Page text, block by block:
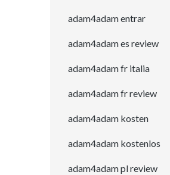
adam4adam entrar
adam4adam es review
adam4adam fr italia
adam4adam fr review
adam4adam kosten
adam4adam kostenlos
adam4adam pl review